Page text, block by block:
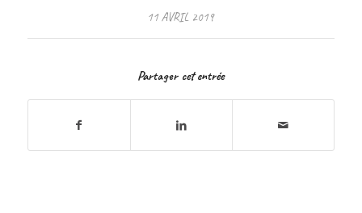
11 AVRIL 2019
Partager cet entrée